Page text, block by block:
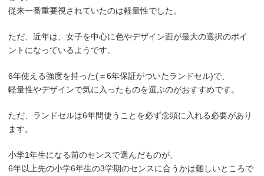
従来一番重要視されていたのは軽量性でした。
ただ、近年は、女子を中心に色やデザイン面が最大の選択のポイ
ントになっているようです。
6年使える強度を持った(＝6年保証がついたランドセル)で、
軽量性やデザインで気に入ったものを選ぶのがおすすめです。
ただ、ランドセルは6年間使うことを必ず念頭に入れる必要があり
ます。
小学1年生になる前のセンスで選んだものが、
6年以上先の小学6年生の3学期のセンスに合うかは難しいところで